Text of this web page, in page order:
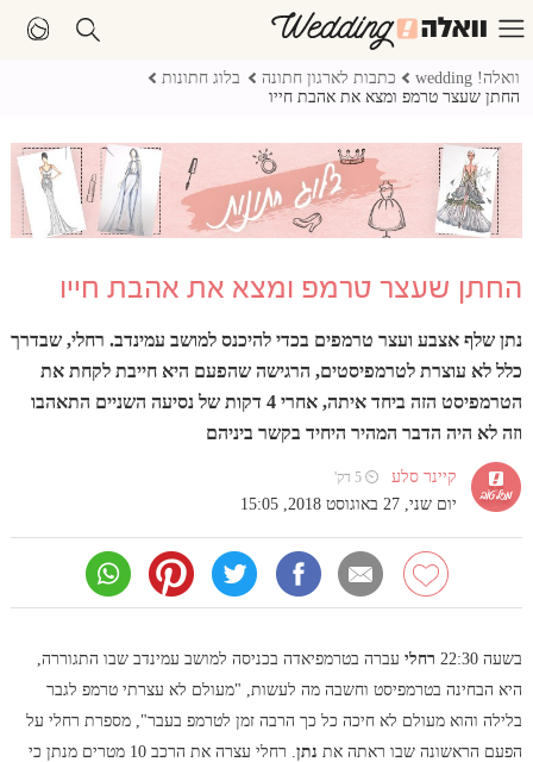
וואלה! wedding כתבות לארגון חתונה
בלוג חתונות
החתן שעצר טרמפ ומצא את אהבת חייו
החתן שעצר טרמפ ומצא את אהבת חייו
נתן שלף אצבע ועצר טרמפים בכדי להיכנס למושב עמינדב. רחלי, שבדרך
כלל לא עוצרת לטרמפיסטים, הרגישה שהפעם היא חייבת לקחת את
הטרמפיסט הזה ביחד איתה, אחרי 4 דקות של נסיעה השניים התאהבו
וזה לא היה הדבר המהיר היחיד בקשר ביניהם
קיינר סלע ⏲ 5 דק'
יום שני, 27 באוגוסט 2018, 15:05
בשעה 22:30 רחלי עברה בטרמפיאדה בכניסה למושב עמינדב שבו התגוררה,
היא הבחינה בטרמפיסט וחשבה מה לעשות, "מעולם לא עצרתי טרמפ לגבר
בלילה והוא מעולם לא חיכה כל כך הרבה זמן לטרמפ בעבר", מספרת רחלי על
הפעם הראשונה שבו ראתה את נתן
. רחלי עצרה את הרכב 10 מטרים מנתן כי